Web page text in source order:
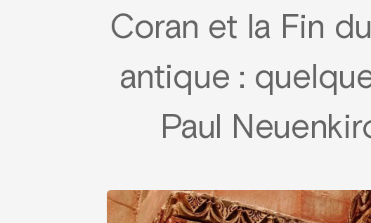
Coran et la Fin
antique :
Paul